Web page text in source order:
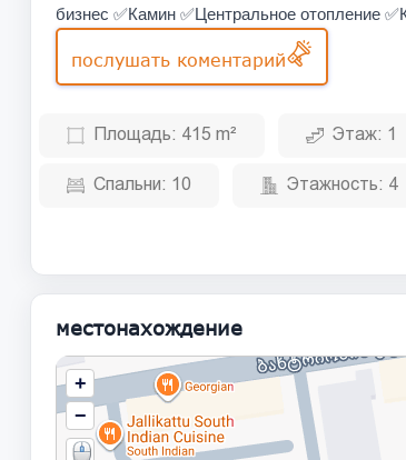
бизнес ✅Камин ✅Центральное отопление
послушать коментарий
Площадь: 415 m² Этаж: 1
Спальни: 10 Этажность: 4
местонахождение